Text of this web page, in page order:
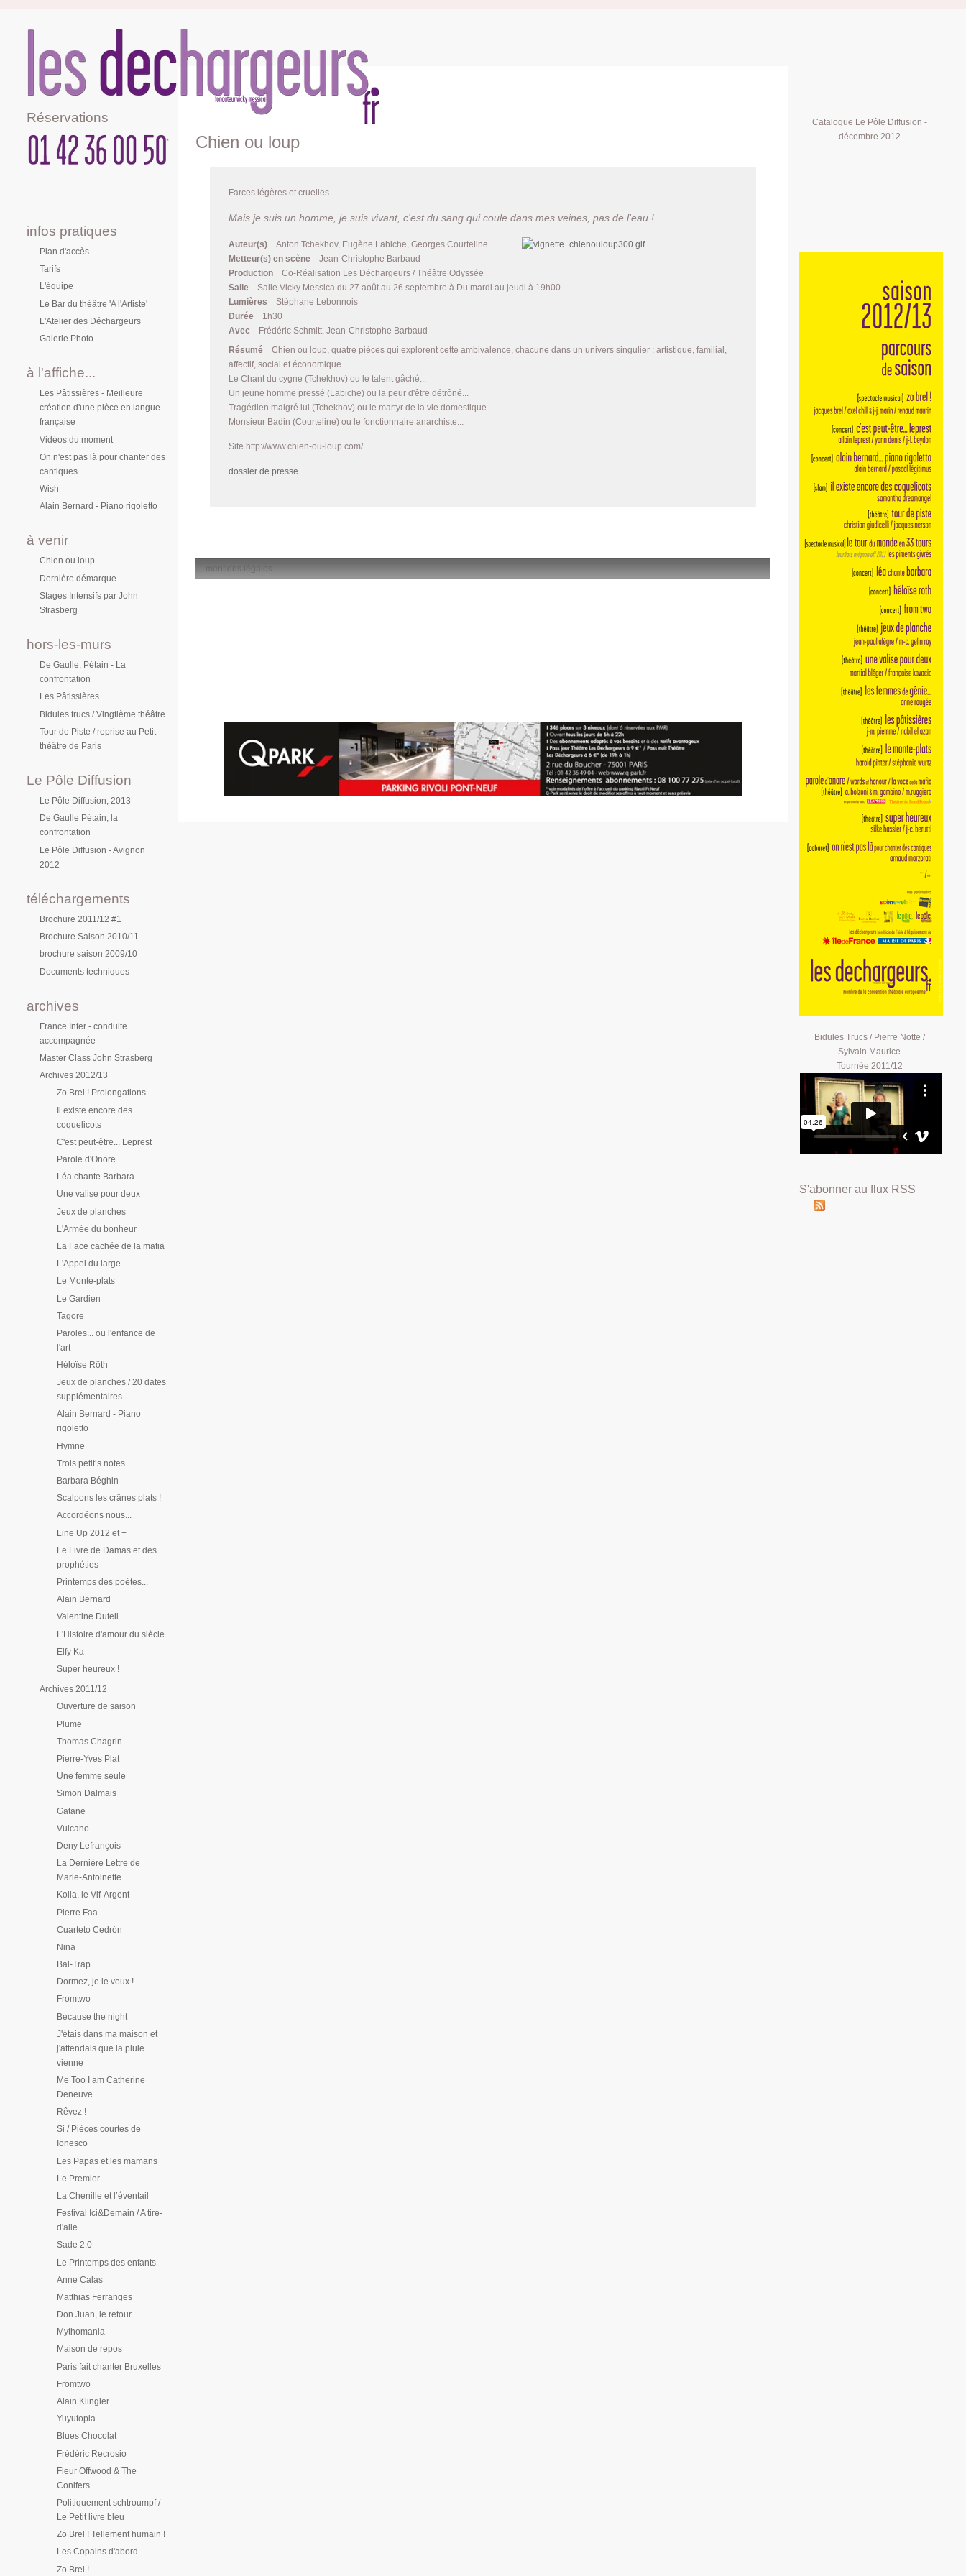
Réservations
infos pratiques
Plan d'accès
Tarifs
L'équipe
Le Bar du théâtre 'A l'Artiste'
L'Atelier des Déchargeurs
Galerie Photo
à l'affiche...
Les Pâtissières - Meilleure
création d'une pièce en langue
française
Vidéos du moment
On n'est pas là pour chanter des
cantiques
Wish
Alain Bernard - Piano rigoletto
à venir
Chien ou loup
Dernière démarque
Stages Intensifs par John
Strasberg
hors-les-murs
De Gaulle, Pétain - La
confrontation
Les Pâtissières
Bidules trucs / Vingtième théâtre
Tour de Piste / reprise au Petit
théâtre de Paris
Le Pôle Diffusion
Le Pôle Diffusion, 2013
De Gaulle Pétain, la
confrontation
Le Pôle Diffusion - Avignon
2012
téléchargements
Brochure 2011/12 #1
Brochure Saison 2010/11
brochure saison 2009/10
Documents techniques
archives
France Inter - conduite
accompagnée
Master Class John Strasberg
Archives 2012/13
Zo Brel ! Prolongations
Il existe encore des
coquelicots
C'est peut-être... Leprest
Parole d'Onore
Léa chante Barbara
Une valise pour deux
Jeux de planches
L'Armée du bonheur
La Face cachée de la mafia
L'Appel du large
Le Monte-plats
Le Gardien
Tagore
Paroles... ou l'enfance de
l'art
Héloïse Rôth
Jeux de planches / 20 dates
supplémentaires
Alain Bernard - Piano
rigoletto
Hymne
Trois petit’s notes
Barbara Béghin
Scalpons les crânes plats !
Accordéons nous...
Line Up 2012 et +
Le Livre de Damas et des
prophéties
Printemps des poètes...
Alain Bernard
Valentine Duteil
L'Histoire d'amour du siècle
Elfy Ka
Super heureux !
Archives 2011/12
Ouverture de saison
Plume
Thomas Chagrin
Pierre-Yves Plat
Une femme seule
Simon Dalmais
Gatane
Vulcano
Deny Lefrançois
La Dernière Lettre de
Marie-Antoinette
Kolia, le Vif-Argent
Pierre Faa
Cuarteto Cedrón
Nina
Bal-Trap
Dormez, je le veux !
Fromtwo
Because the night
J'étais dans ma maison et
j'attendais que la pluie
vienne
Me Too I am Catherine
Deneuve
Rêvez !
Si / Pièces courtes de
Ionesco
Les Papas et les mamans
Le Premier
La Chenille et l’éventail
Festival Ici&Demain / A tire-
d'aile
Sade 2.0
Le Printemps des enfants
Anne Calas
Matthias Ferranges
Don Juan, le retour
Mythomania
Maison de repos
Paris fait chanter Bruxelles
Fromtwo
Alain Klingler
Yuyutopia
Blues Chocolat
Frédéric Recrosio
Fleur Offwood & The
Conifers
Politiquement schtroumpf /
Le Petit livre bleu
Zo Brel ! Tellement humain !
Les Copains d'abord
Zo Brel !
Chien ou loup
Farces légères et cruelles
Mais je suis un homme, je suis vivant, c'est du sang qui coule dans mes veines, pas de l'eau !
Auteur(s)
Anton Tchekhov, Eugène Labiche, Georges Courteline
Metteur(s) en scène
Jean-Christophe Barbaud
Production
Co-Réalisation Les Déchargeurs / Théâtre Odyssée
Salle
Salle Vicky Messica du 27 août au 26 septembre à Du mardi au jeudi à 19h00.
Lumières
Stéphane Lebonnois
Durée
1h30
Avec
Frédéric Schmitt, Jean-Christophe Barbaud
Résumé
Chien ou loup, quatre pièces qui explorent cette ambivalence, chacune dans un univers singulier : artistique, familial,
affectif, social et économique.
Le Chant du cygne (Tchekhov) ou le talent gâché...
Un jeune homme pressé (Labiche) ou la peur d'être détrôné...
Tragédien malgré lui (Tchekhov) ou le martyr de la vie domestique...
Monsieur Badin (Courteline) ou le fonctionnaire anarchiste...
Site http://www.chien-ou-loup.com/
dossier de presse
mentions légales
Catalogue Le Pôle Diffusion -
décembre 2012
Bidules Trucs / Pierre Notte /
Sylvain Maurice
Tournée 2011/12
S'abonner au flux RSS